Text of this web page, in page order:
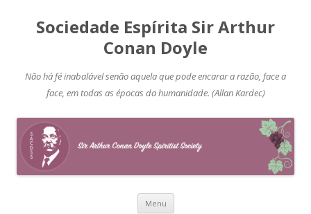
Sociedade Espírita Sir Arthur
Conan Doyle
Não há fé inabalável senão aquela que pode encarar a razão, face a
face, em todas as épocas da humanidade. (Allan Kardec)
Menu Pular